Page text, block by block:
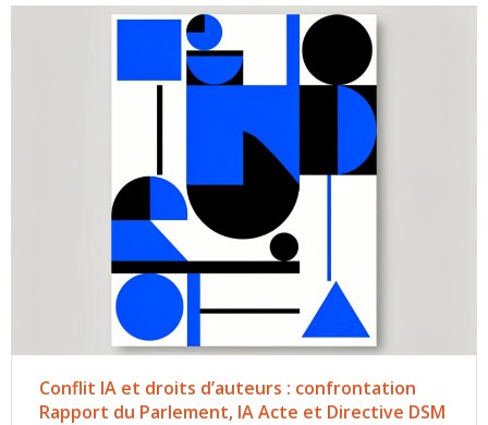
Conflit IA et droits d’auteurs : confrontation
Rapport du Parlement, IA Acte et Directive DSM